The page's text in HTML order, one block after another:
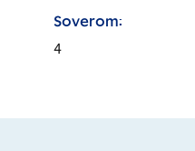
Soverom:
4